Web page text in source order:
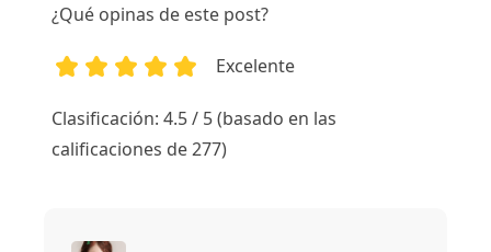
¿Qué opinas de este post?
Excelente
Clasificación: 4.5 / 5 (basado en las
calificaciones de 277)